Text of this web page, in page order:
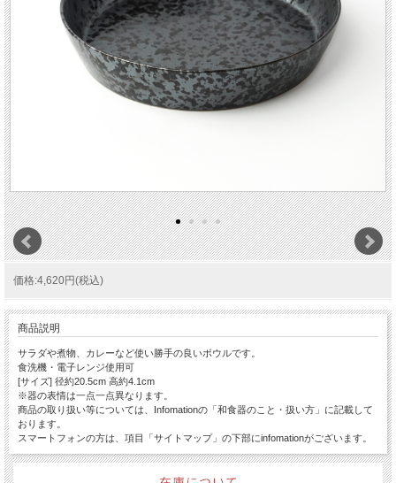
価格:4,620円(税込)
商品説明
サラダや煮物、カレーなど使い勝手の良いボウルです。
食洗機・電子レンジ使用可
[サイズ] 径約20.5cm 高約4.1cm
※器の表情は一点一点異なります。
商品の取り扱い等については、Infomationの「和食器のこと・扱い方」に記載して
おります。
スマートフォンの方は、項目「サイトマップ」の下部にinfomationがございます。